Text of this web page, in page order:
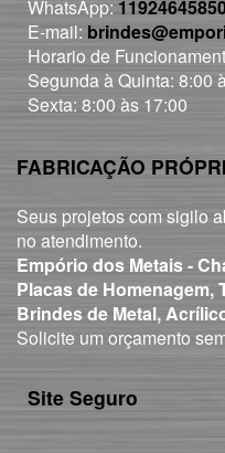
WhatsApp:
E-mail:
Horario de
Segunda à Quinta: 8:00
Sexta: 8:00 às 17:00
FABRICAÇÃO
Seus projetos com sigilo
no atendimento.
Empório dos Metais -
Placas de Homenagem,
Brindes de Metal,
Solicite um orçamento
Site Seguro